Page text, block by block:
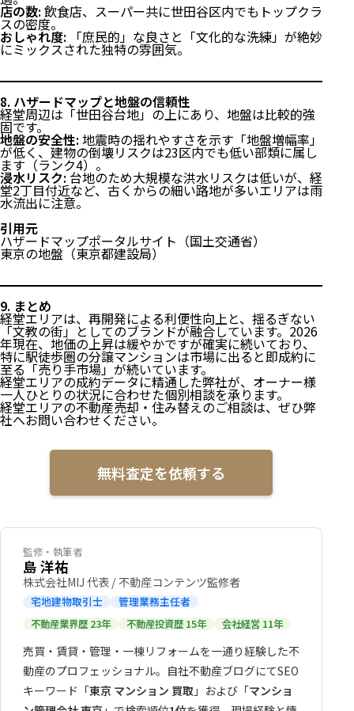
店の数:飲食店、スーパー共に世田谷区内でもトップクラ
スの密度。
おしゃれ度: 「庶民的」な良さと「文化的な洗練」が絶妙
にミックスされた独特の雰囲気。
8. ハザードマップと地盤の信頼性
経堂周辺は「世田谷台地」の上にあり、地盤は比較的強
固です。
地盤の安全性:地震時の揺れやすさを示す「地盤増幅率」
が低く、建物の倒壊リスクは23区内でも低い部類に属し
ます（ランク4）。
浸水リスク:台地のため大規模な洪水リスクは低いが、経
堂2丁目付近など、古くからの細い路地が多いエリアは雨
水流出に注意。
引用元
ハザードマップポータルサイト（国土交通省）
東京の地盤（東京都建設局）
9. まとめ
経堂エリアは、再開発による利便性向上と、揺るぎない
「文教の街」としてのブランドが融合しています。2026
年現在、地価の上昇は緩やかですが確実に続いており、
特に駅徒歩圏の分譲マンションは市場に出ると即成約に
至る「売り手市場」が続いています。
経堂エリアの成約データに精通した弊社が、オーナー様
一人ひとりの状況に合わせた個別相談を承ります。
経堂エリアの不動産売却・住み替えのご相談は、ぜひ弊
社へお問い合わせください。
無料査定を依頼する
監修・執筆者
島 洋祐
株式会社MIJ 代表 / 不動産コンテンツ監修者
宅地建物取引士 管理業務主任者
不動産業界歴 23年 不動産投資歴 15年 会社経営 11年
売買・賃貸・管理・一棟リフォームを一通り経験した不
動産のプロフェッショナル。自社不動産ブログにてSEO
キーワード「東京 マンション 買取 」および「マンショ